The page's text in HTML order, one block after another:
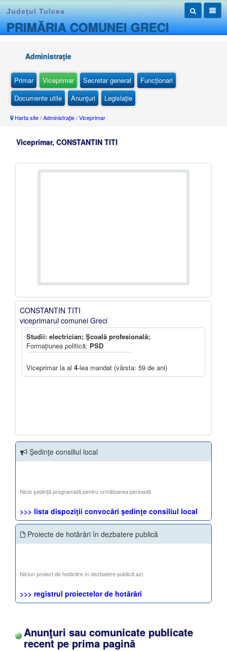
Judeţul Tulcea
PRIMĂRIA COMUNEI GRECI
Administraţie
Primar Viceprimar Secretar general
Funcţionari
Documente utile
Anunţuri Legislaţie
Harta site/Administraţie/Viceprimar
Viceprimar, CONSTANTIN TITI
CONSTANTIN TITI
viceprimarul comunei Greci
Studii: electrician; Şcoală profesională;
Formaţiunea politică: PSD
Viceprimar la al 4-lea mandat (vârsta: 59 de ani)
Şedinţe consiliul local
Nicio şedinţă programată pentru următoarea perioadă
>>> lista dispoziţii convocări şedinţe consiliul local
Proiecte de hotărâri în dezbatere publică
Niciun proiect de hotărâre în dezbatere publică azi
>>> registrul proiectelor de hotărâri
Anunţuri sau comunicate publicate
recent pe prima pagină